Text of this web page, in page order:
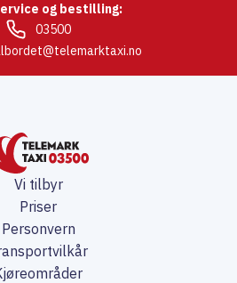
og bestilling:
03500
Vi tilbyr
Priser
Personvern